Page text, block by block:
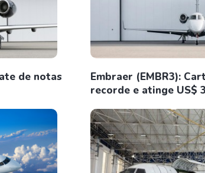
de notas
Embraer (EMBR3):
recorde e atinge US$